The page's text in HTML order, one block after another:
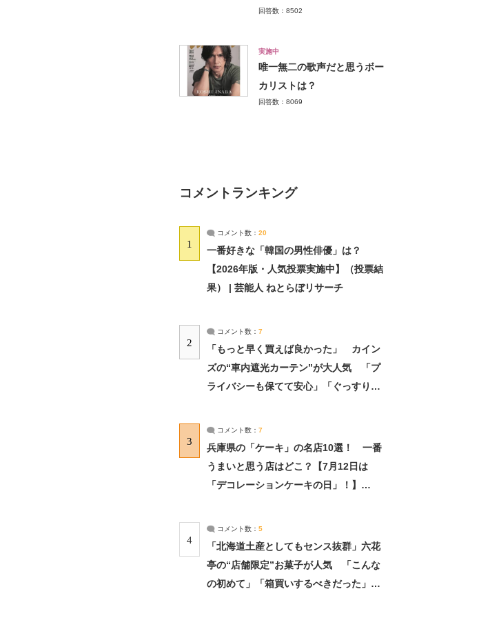
回答数：8502
実施中
唯一無二の歌声だと思うボー
カリストは？
回答数：8069
コメントランキング
1
コメント数： 20
一番好きな「韓国の男性俳優」は？
【2026年版・人気投票実施中】（投票結
果） | 芸能人 ねとらぼリサーチ
2
コメント数： 7
「もっと早く買えば良かった」 カイン
ズの“車内遮光カーテン”が大人気 「プ
ライバシーも保てて安心」「ぐっすり眠
3
コメント数： 7
兵庫県の「ケーキ」の名店10選！ 一番
うまいと思う店はどこ？【7月12日は
「デコレーションケーキの日」！】
4
コメント数： 5
「北海道土産としてもセンス抜群」六花
亭の“店舗限定”お菓子が人気 「こんな
の初めて」「箱買いするべきだった」